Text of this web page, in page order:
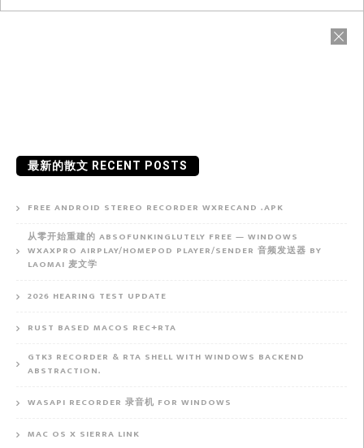
最新的散文 RECENT POSTS
FREE ANDROID STEREO RECORDER WXRECAND .APK
从零开始重建的 ABSOFUNKINGLUTELY FREE — WINDOWS
WXAXPRO AIRPLAY/HOMEPOD PLAYER/SENDER 音频发送器 BY
LAOMAI 麦文学
2026 HEARING TEST UPDATE
RUST BASED MACOS REC+RTA
GTK3 RECORDER & RTA SHELL WITH WINDOWS BACKEND
ABSTRACTION.
WASAPI RECORDER 录音机 FOR WINDOWS
MAC OS X SIERRA LINK